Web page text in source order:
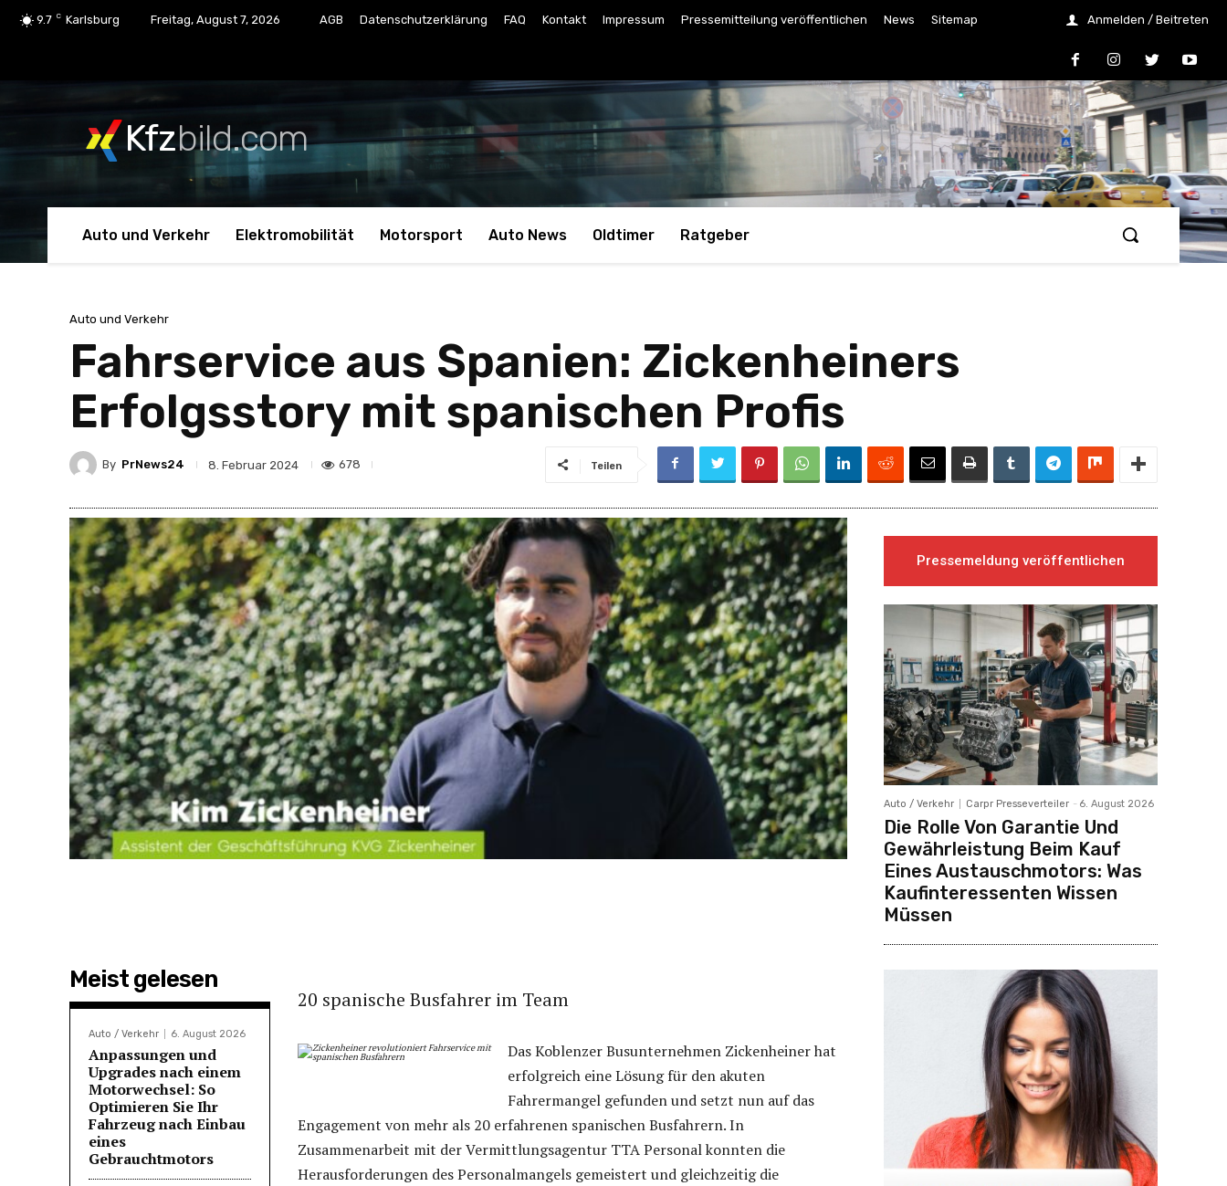
9.7 C Karlsburg Freitag, August 7, 2026 AGB Datenschutzerklärung FAQ Kontakt Impressum Pressemitteilung veröffentlichen News Sitemap Anmelden / Beitreten
Kfzbild.com
Auto und Verkehr Elektromobilität Motorsport Auto News Oldtimer Ratgeber
Auto und Verkehr
Fahrservice aus Spanien: Zickenheiners
Erfolgsstory mit spanischen Profis
By PrNews24 8. Februar 2024 678 Teilen
Meist gelesen
Auto / Verkehr 6. August 2026
Anpassungen und
Upgrades nach einem
Motorwechsel: So
Optimieren Sie Ihr
Fahrzeug nach Einbau
eines
Gebrauchtmotors
20 spanische Busfahrer im Team
Das Koblenzer Busunternehmen Zickenheiner hat
erfolgreich eine Lösung für den akuten
Fahrermangel gefunden und setzt nun auf das
Engagement von mehr als 20 erfahrenen spanischen Busfahrern. In
Zusammenarbeit mit der Vermittlungsagentur TTA Personal konnten die
Herausforderungen des Personalmangels gemeistert und gleichzeitig die
Pressemeldung veröffentlichen
Auto / Verkehr Carpr Presseverteiler - 6. August 2026
Die Rolle Von Garantie Und
Gewährleistung Beim Kauf
Eines Austauschmotors: Was
Kaufinteressenten Wissen
Müssen